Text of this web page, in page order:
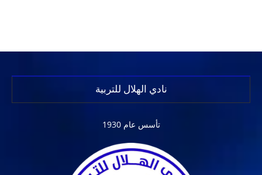
نادي الهلال للتربية
تأسس عام 1930